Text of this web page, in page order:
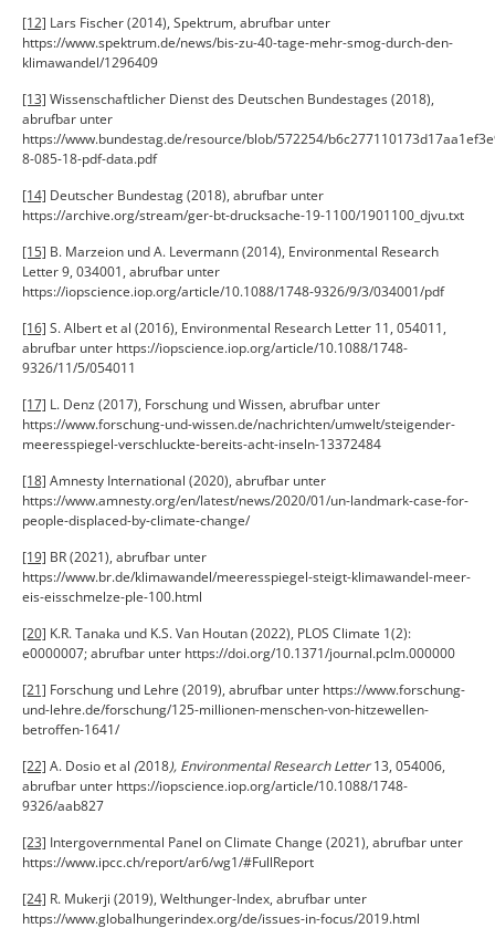
[12] Lars Fischer (2014), Spektrum, abrufbar unter
https://www.spektrum.de/news/bis-zu-40-tage-mehr-smog-durch-den-
klimawandel/1296409
[13] Wissenschaftlicher Dienst des Deutschen Bundestages (2018),
abrufbar unter
https://www.bundestag.de/resource/blob/572254/
8-085-18-pdf-data.pdf
[14] Deutscher Bundestag (2018), abrufbar unter
https://archive.org/stream/ger-bt-drucksache-19-1100/1901100_djvu.txt
[15] B. Marzeion und A. Levermann (2014), Environmental Research
Letter 9, 034001, abrufbar unter
https://iopscience.iop.org/article/10.1088/1748-9326/9/3/034001/pdf
[16] S. Albert et al (2016), Environmental Research Letter 11, 054011,
abrufbar unter https://iopscience.iop.org/article/10.1088/1748-
9326/11/5/054011
[17] L. Denz (2017), Forschung und Wissen, abrufbar unter
https://www.forschung-und-wissen.de/nachrichten/umwelt/steigender-
meeresspiegel-verschluckte-bereits-acht-inseln-13372484
[18] Amnesty International (2020), abrufbar unter
https://www.amnesty.org/en/latest/news/2020/01/un-landmark-case-for-
people-displaced-by-climate-change/
[19] BR (2021), abrufbar unter
https://www.br.de/klimawandel/meeresspiegel-steigt-klimawandel-meer-
eis-eisschmelze-ple-100.html
[20] K.R. Tanaka und K.S. Van Houtan (2022), PLOS Climate 1(2):
e0000007; abrufbar unter https://doi.org/10.1371/journal.pclm.000000
[21] Forschung und Lehre (2019), abrufbar unter https://www.forschung-
und-lehre.de/forschung/125-millionen-menschen-von-hitzewellen-
betroffen-1641/
[22] A. Dosio et al (2018), Environmental Research Letter13, 054006,
abrufbar unter https://iopscience.iop.org/article/10.1088/1748-
9326/aab827
[23] Intergovernmental Panel on Climate Change (2021), abrufbar unter
https://www.ipcc.ch/report/ar6/wg1/#FullReport
[24] R. Mukerji (2019), Welthunger-Index, abrufbar unter
https://www.globalhungerindex.org/de/issues-in-focus/2019.html